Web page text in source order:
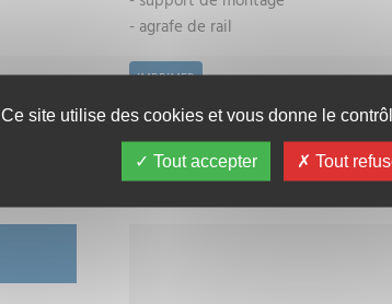
- agrafe de rail
IMPRIMER
ENVOYER PAR MAIL
Ce site utilise des cookies et vous donne le
Tout accepter Tout